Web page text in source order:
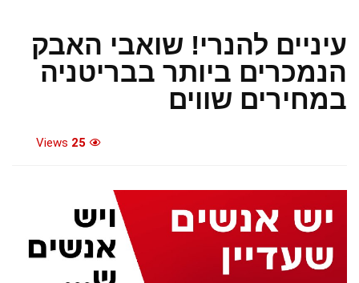
עיניים להנרי! שואבי האבק
הנמכרים ביותר בבריטניה
במחירים שווים
25